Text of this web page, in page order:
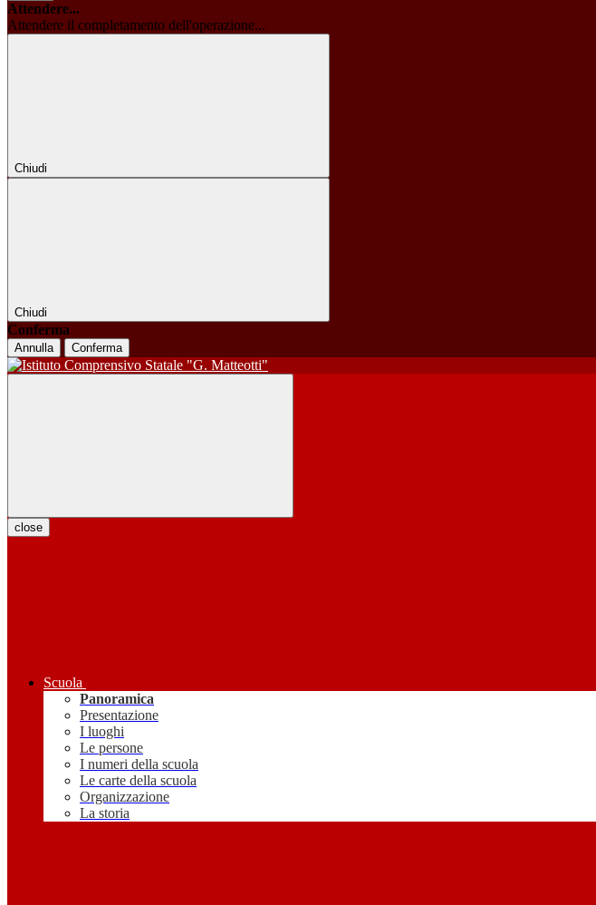
Attendere...
Attendere il completamento dell'operazione...
Chiudi
Chiudi
Conferma
Annulla Conferma
close
Scuola
Panoramica
Presentazione
I luoghi
Le persone
I numeri della scuola
Le carte della scuola
Organizzazione
La storia